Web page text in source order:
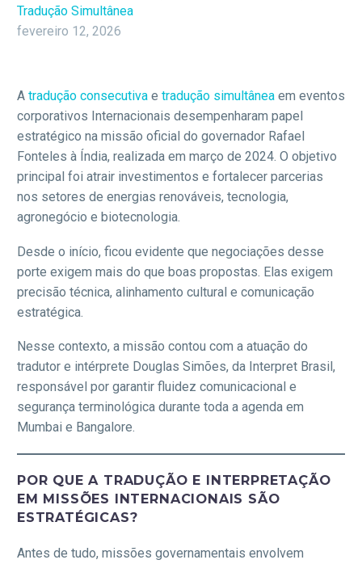
Tradução Simultânea
fevereiro 12, 2026
A tradução consecutiva e tradução simultânea em eventos
corporativos Internacionais desempenharam papel
estratégico na missão oficial do governador Rafael
Fonteles à Índia, realizada em março de 2024. O objetivo
principal foi atrair investimentos e fortalecer parcerias
nos setores de energias renováveis, tecnologia,
agronegócio e biotecnologia.
Desde o início, ficou evidente que negociações desse
porte exigem mais do que boas propostas. Elas exigem
precisão técnica, alinhamento cultural e comunicação
estratégica.
Nesse contexto, a missão contou com a atuação do
tradutor e intérprete Douglas Simões, da Interpret Brasil,
responsável por garantir fluidez comunicacional e
segurança terminológica durante toda a agenda em
Mumbai e Bangalore.
POR QUE A TRADUÇÃO E INTERPRETAÇÃO
EM MISSÕES INTERNACIONAIS SÃO
ESTRATÉGICAS?
Antes de tudo, missões governamentais envolvem